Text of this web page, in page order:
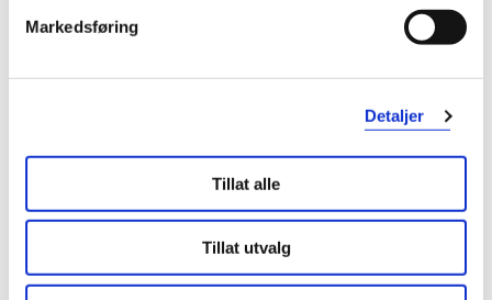
Markedsføring
Detaljer
Tillat alle
Tillat utvalg
Bra
Var denne anmeldelsen nyttig?